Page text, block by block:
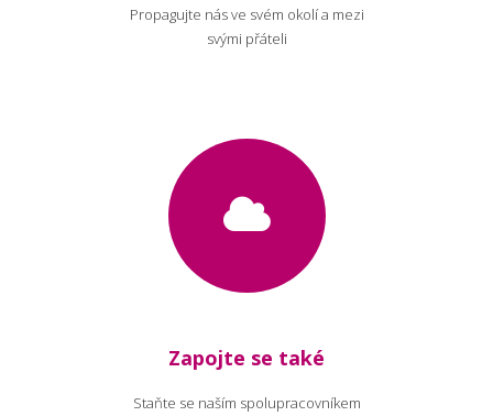
Propagujte nás ve svém okolí a mezi
svými přáteli
Zapojte se také
Staňte se naším spolupracovníkem